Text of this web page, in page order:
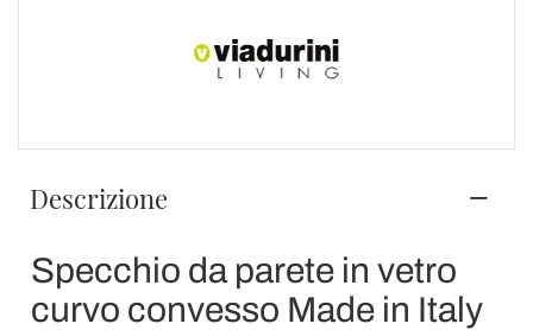
Descrizione
Specchio da parete in vetro
curvo convesso Made in Italy